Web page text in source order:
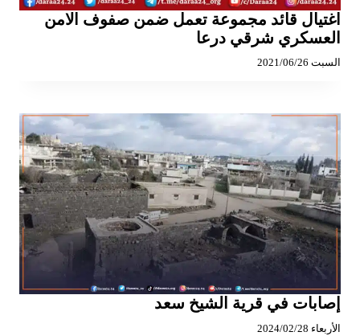
اغتيال قائد مجموعة تعمل ضمن صفوف الامن
العسكري شرقي درعا
السبت 2021/06/26
إصابات في قرية الشيخ سعد
الأربعاء 2024/02/28